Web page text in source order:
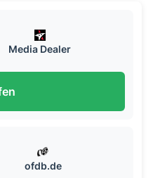
Media Dealer
ofdb.de